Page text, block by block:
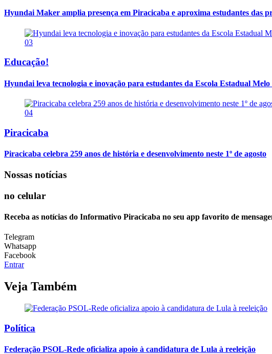
Hyundai Maker amplia presença em Piracicaba e aproxima estudantes das
03
Educação!
Hyundai leva tecnologia e inovação para estudantes da Escola Estadual Melo
04
Piracicaba
Piracicaba celebra 259 anos de história e desenvolvimento neste 1º de agosto
Nossas notícias
no celular
Receba as notícias do Informativo Piracicaba no seu app favorito de
Telegram
Whatsapp
Facebook
Entrar
Veja Também
Política
Federação PSOL-Rede oficializa apoio à candidatura de Lula à reeleição